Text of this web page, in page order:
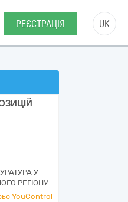
РЕЄСТРАЦІЯ UK
У
РЕГІОНУ
YouControl